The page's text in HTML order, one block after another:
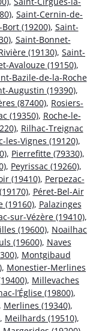
, Saint-Cernin-de-
(19200), Saint-
, Saint-Bonnet-
(19130), Saint-
Avalouze (19150),
Bazile-de-la-Roche
Augustin (19390),
(87400), Rosiers-
(19350), Roche-le-
, Rilhac-Treignac
les-Vignes (19120),
, Pierrefitte (79330),
, Peyrissac (19260),
(19410), Perpezac-
, Péret-Bel-Air
(19160), Palazinges
sur-Vézère (19410),
(19600), Noailhac
(19600), Naves
, Montgibaud
, Monestier-Merlines
, Millevaches
l’Église (19800),
Merlines (19340),
, Meilhards (19510),